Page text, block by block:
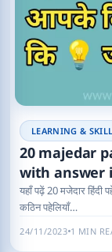
LEARNING &
20 majedar
with answer
यहाँ पढ़ें 20 मजेदार
कठिन पहेलियाँ…
24/11/2023 1 MIN